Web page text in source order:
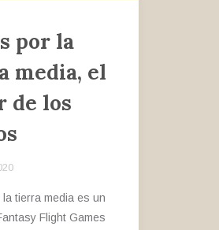
por la
media, el
de los
tierra media es un
Flight Games